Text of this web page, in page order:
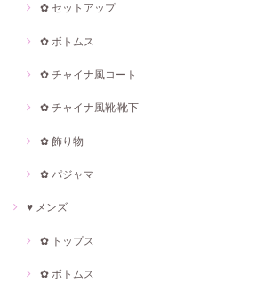
✿ セットアップ
✿ ボトムス
✿ チャイナ風コート
✿ チャイナ風靴·靴下
✿ 飾り物
✿ パジャマ
♥ メンズ
✿ トップス
✿ ボトムス